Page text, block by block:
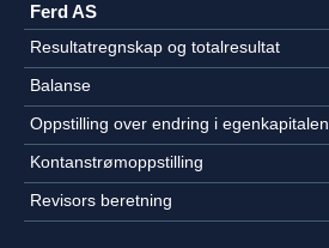
Ferd AS
Resultatregnskap og totalresultat
Balanse
Oppstilling over endring i egenkapitalen
Kontanstrømoppstilling
Revisors beretning